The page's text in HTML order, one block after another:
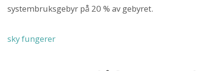
systembruksgebyr på 20 % av gebyret.
sky fungerer